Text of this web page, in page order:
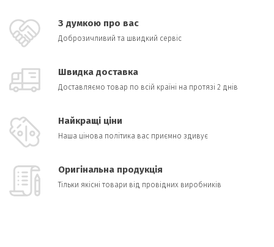
З думкою про вас
Доброзичливий та швидкий сервіс
Швидка доставка
Доставляємо товар по всій країні на протязі 2 днів
Найкращі ціни
Наша цінова політика вас приємно здивує
Оригінальна продукція
Тільки якісні товари від провідних виробників